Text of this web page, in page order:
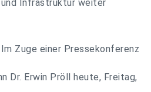
Infrastruktur weiter
Zuge einer Pressekonferenz
Dr. Erwin Pröll heute, Freitag,